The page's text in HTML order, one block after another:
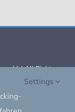
e. V. | All Rights
Settings